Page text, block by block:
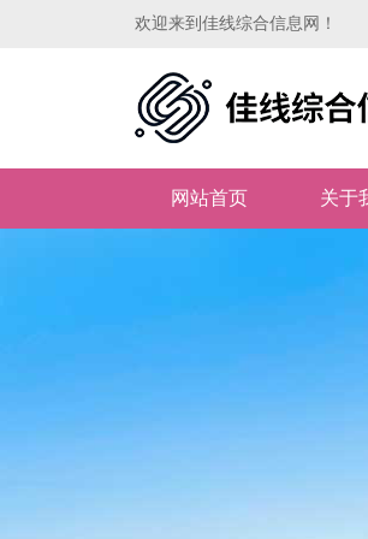
欢迎来到佳线综合信息网！
网站首页 关于